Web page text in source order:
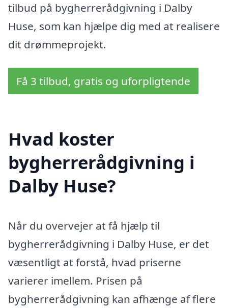
tilbud på bygherrerådgivning i Dalby
Huse, som kan hjælpe dig med at realisere
dit drømmeprojekt.
Få 3 tilbud, gratis og uforpligtende
Hvad koster
bygherrerådgivning i
Dalby Huse?
Når du overvejer at få hjælp til
bygherrerådgivning i Dalby Huse, er det
væsentligt at forstå, hvad priserne
varierer imellem. Prisen på
bygherrerådgivning kan afhænge af flere